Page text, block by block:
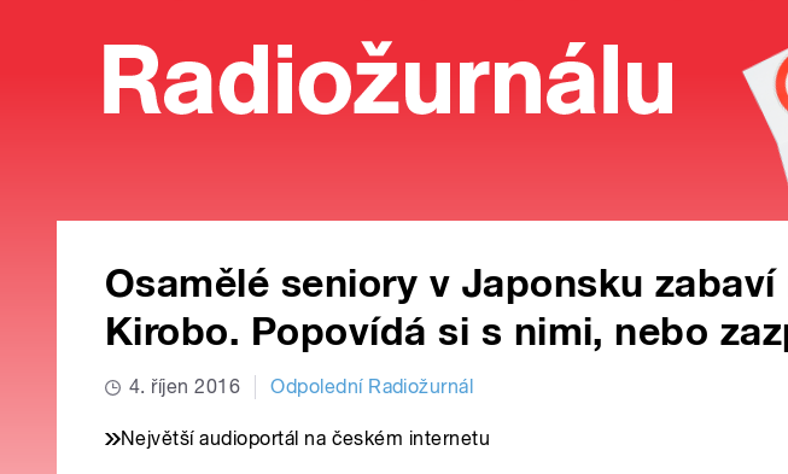
Osamělé seniory v Japonsku
Kirobo. Popovídá si s nimi, nebo
4. říjen 2016 Odpolední Radiožurnál
Největší audioportál na českém internetu